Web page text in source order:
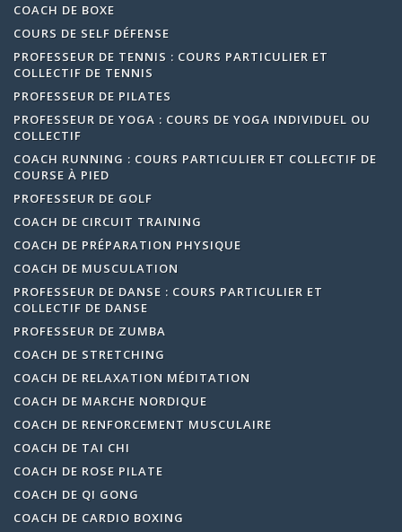
COACH DE BOXE
COURS DE SELF DÉFENSE
PROFESSEUR DE TENNIS : COURS PARTICULIER ET
COLLECTIF DE TENNIS
PROFESSEUR DE PILATES
PROFESSEUR DE YOGA : COURS DE YOGA INDIVIDUEL OU
COLLECTIF
COACH RUNNING : COURS PARTICULIER ET COLLECTIF DE
COURSE À PIED
PROFESSEUR DE GOLF
COACH DE CIRCUIT TRAINING
COACH DE PRÉPARATION PHYSIQUE
COACH DE MUSCULATION
PROFESSEUR DE DANSE : COURS PARTICULIER ET
COLLECTIF DE DANSE
PROFESSEUR DE ZUMBA
COACH DE STRETCHING
COACH DE RELAXATION MÉDITATION
COACH DE MARCHE NORDIQUE
COACH DE RENFORCEMENT MUSCULAIRE
COACH DE TAI CHI
COACH DE ROSE PILATE
COACH DE QI GONG
COACH DE CARDIO BOXING